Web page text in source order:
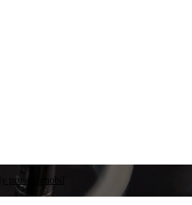
pro automobil